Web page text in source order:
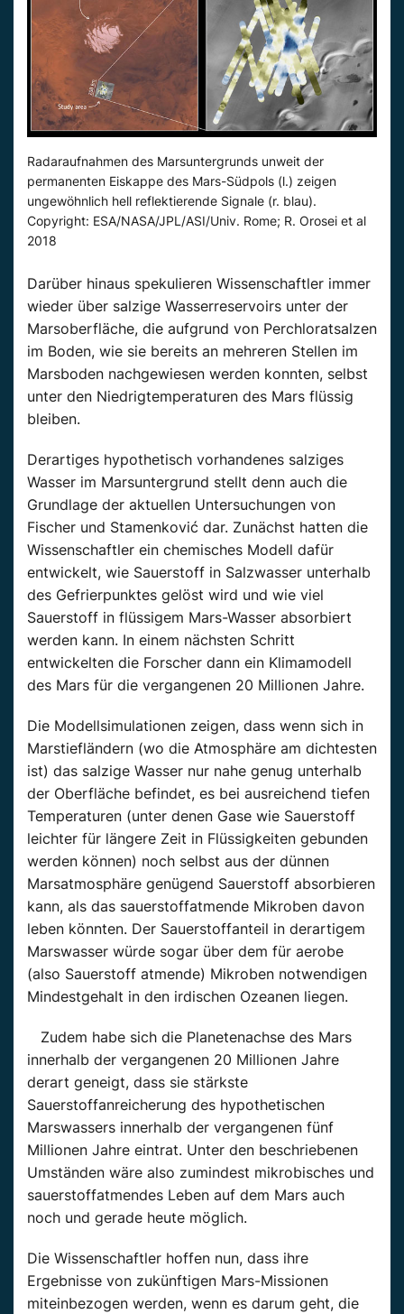
Radaraufnahmen des Marsuntergrunds unweit der
permanenten Eiskappe des Mars-Südpols (l.) zeigen
ungewöhnlich hell reflektierende Signale (r. blau).
Copyright: ESA/NASA/JPL/ASI/Univ. Rome; R. Orosei et al
2018
Darüber hinaus spekulieren Wissenschaftler immer
wieder über salzige Wasserreservoirs unter der
Marsoberfläche, die aufgrund von Perchloratsalzen
im Boden, wie sie bereits an mehreren Stellen im
Marsboden nachgewiesen werden konnten, selbst
unter den Niedrigtemperaturen des Mars flüssig
bleiben.
Derartiges hypothetisch vorhandenes salziges
Wasser im Marsuntergrund stellt denn auch die
Grundlage der aktuellen Untersuchungen von
Fischer und Stamenković dar. Zunächst hatten die
Wissenschaftler ein chemisches Modell dafür
entwickelt, wie Sauerstoff in Salzwasser unterhalb
des Gefrierpunktes gelöst wird und wie viel
Sauerstoff in flüssigem Mars-Wasser absorbiert
werden kann. In einem nächsten Schritt
entwickelten die Forscher dann ein Klimamodell
des Mars für die vergangenen 20 Millionen Jahre.
Die Modellsimulationen zeigen, dass wenn sich in
Marstiefländern (wo die Atmosphäre am dichtesten
ist) das salzige Wasser nur nahe genug unterhalb
der Oberfläche befindet, es bei ausreichend tiefen
Temperaturen (unter denen Gase wie Sauerstoff
leichter für längere Zeit in Flüssigkeiten gebunden
werden können) noch selbst aus der dünnen
Marsatmosphäre genügend Sauerstoff absorbieren
kann, als das sauerstoffatmende Mikroben davon
leben könnten. Der Sauerstoffanteil in derartigem
Marswasser würde sogar über dem für aerobe
(also Sauerstoff atmende) Mikroben notwendigen
Mindestgehalt in den irdischen Ozeanen liegen.
Zudem habe sich die Planetenachse des Mars
innerhalb der vergangenen 20 Millionen Jahre
derart geneigt, dass sie stärkste
Sauerstoffanreicherung des hypothetischen
Marswassers innerhalb der vergangenen fünf
Millionen Jahre eintrat. Unter den beschriebenen
Umständen wäre also zumindest mikrobisches und
sauerstoffatmendes Leben auf dem Mars auch
noch und gerade heute möglich.
Die Wissenschaftler hoffen nun, dass ihre
Ergebnisse von zukünftigen Mars-Missionen
miteinbezogen werden, wenn es darum geht, die